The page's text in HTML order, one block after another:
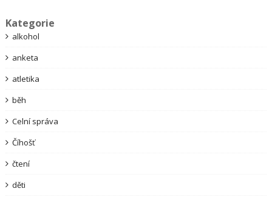
Kategorie
alkohol
anketa
atletika
běh
Celní správa
Číhošť
čtení
děti